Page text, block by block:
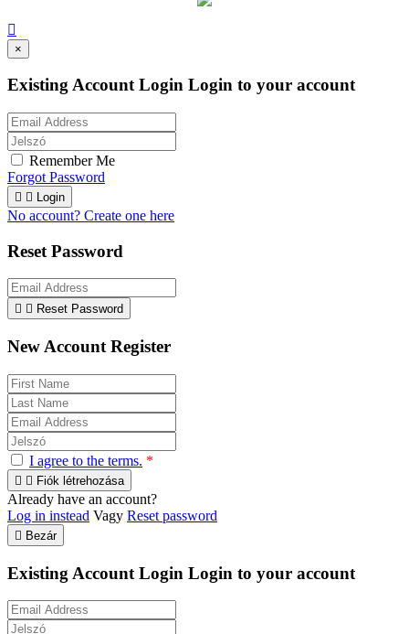

×
Existing Account Login Login to your account
Remember Me
Forgot Password
  Login
No account? Create one here
Reset Password
  Reset Password
New Account Register
I agree to the terms. *
  Fiók létrehozása
Already have an account?
Log in instead Vagy Reset password
 Bezár
Existing Account Login Login to your account